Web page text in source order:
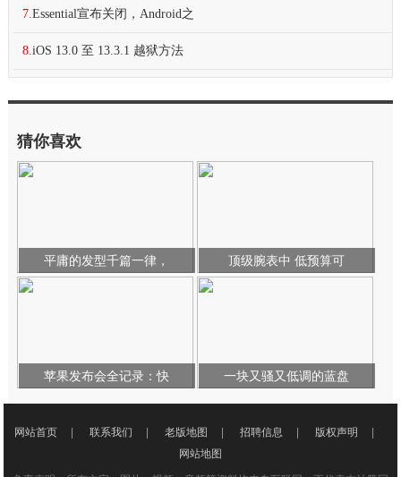
7. Essential宣布关闭，Android之
8. iOS 13.0 至 13.3.1 越狱方法
猜你喜欢
平庸的发型千篇一律， 顶级腕表中 低预算可
苹果发布会全记录：快 一块又骚又低调的蓝盘
网站首页 | 联系我们 | 老版地图 | 招聘信息 | 版权声明
|
网站地图